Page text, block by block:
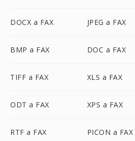
DOCX a FAX JPEG a FAX
BMP a FAX DOC a FAX
TIFF a FAX XLS a FAX
ODT a FAX XPS a FAX
RTF a FAX PICON a FAX